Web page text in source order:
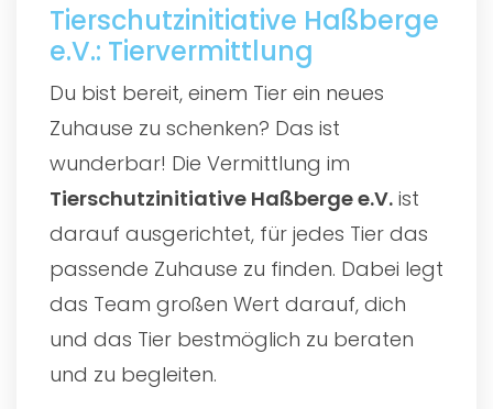
Tierschutzinitiative Haßberge
e.V.: Tiervermittlung
Du bist bereit, einem Tier ein neues
Zuhause zu schenken? Das ist
wunderbar! Die Vermittlung im
Tierschutzinitiative Haßberge e.V. ist
darauf ausgerichtet, für jedes Tier das
passende Zuhause zu finden. Dabei legt
das Team großen Wert darauf, dich
und das Tier bestmöglich zu beraten
und zu begleiten.